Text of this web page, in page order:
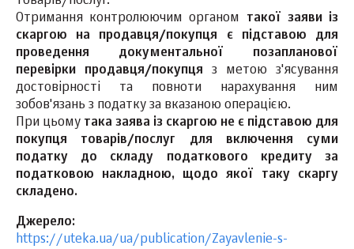
Отримання контролюючим органом такої заяви із
скаргою на продавця/покупця є підставою для
проведення документальної позапланової
перевірки продавця/покупця з метою з'ясування
достовірності та повноти нарахування ним
зобов'язань з податку за вказаною операцією.
При цьому така заява із скаргою не є підставою для
покупця товарів/послуг для включення суми
податку до складу податкового кредиту за
податковою накладною, щодо якої таку скаргу
складено.
Джерело:
https://uteka.ua/ua/publication/Zayavlenie-s-